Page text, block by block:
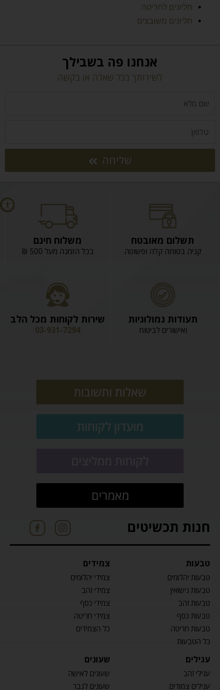
תליונים לחריטה
תליונים משובצים
אנחנו פה בשבילך
לשירותך בכל שאלה או בקשה
שליחה
תשלום מאובטח
קניה בטוחה קלה ופשוטה
משלוח חינם
בכל הזמנה מעל 500 ₪
תעודות גמולוגיות
ואישורים לביטוח
שירות לקוחות מכל הלב
03-931-7294
שאלות ותשובות
מועדון לקוחות
מאמרים
חנות תכשיטים
טבעות
טבעות יהלומים
טבעות נישואין
טבעות זהב
טבעות כסף
טבעות חריטה
כל הטבעות
צמידים
צמידי יהלומים
צמידי זהב
צמידי כסף
צמידי חריטה
כל הצמידים
עגילים
עגילי זהב
עגילים צמודים
שעונים
שעונים לאישה
שעונים לגבר